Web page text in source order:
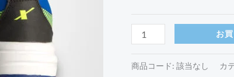
お
商品コード: 該当なし カ